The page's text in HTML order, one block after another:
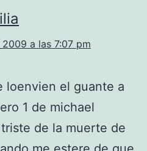
a las 7:07 pm
loenvien el guante a
1 de michael
de la muerte de